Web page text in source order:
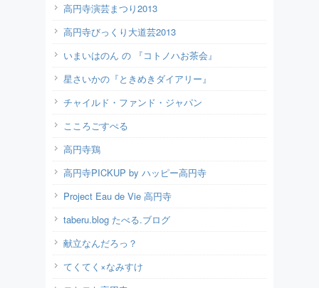
高円寺演芸まつり2013
高円寺びっくり大道芸2013
いまいはのん の 『コトノハお茶会』
星さいかの『ときめきダイアリー』
チャイルド・ファンド・ジャパン
こころごすぺる
高円寺鶏
高円寺PICKUP by ハッピー高円寺
Project Eau de Vie 高円寺
taberu.blog たべる.ブログ
献立なんだろっ？
てくてく×なみすけ